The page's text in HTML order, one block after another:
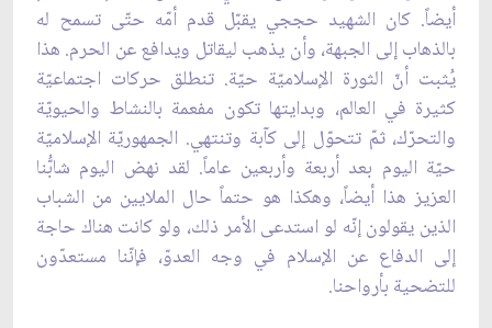
أيضاً. كان الشهيد حججي يقبّل قدم أمّه حتّى تسمح له
بالذهاب إلى الجبهة، وأن يذهب ليقاتل ويدافع عن الحرم. هذا
يُثبت أنّ الثورة الإسلاميّة حيّة. تنطلق حركات اجتماعيّة
كثيرة في العالم، وبدايتها تكون مفعمة بالنشاط والحيويّة
والتحرّك، ثمّ تتحوّل إلى كآبة وتنتهي. الجمهوريّة الإسلاميّة
حيّة اليوم بعد أربعة وأربعين عاماً. لقد نهض اليوم شابُّنا
العزيز هذا أيضاً، وهكذا هو حتماً حال الملايين من الشباب
الذين يقولون إنّه لو استدعى الأمر ذلك، ولو كانت هناك حاجة
إلى الدفاع عن الإسلام في وجه العدوّ، فإنّنا مستعدّون
للتضحية بأرواحنا.